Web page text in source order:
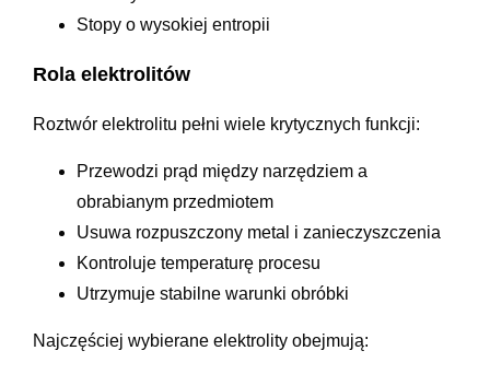
Stopy o wysokiej entropii
Rola elektrolitów
Roztwór elektrolitu pełni wiele krytycznych funkcji:
Przewodzi prąd między narzędziem a
obrabianym przedmiotem
Usuwa rozpuszczony metal i zanieczyszczenia
Kontroluje temperaturę procesu
Utrzymuje stabilne warunki obróbki
Najczęściej wybierane elektrolity obejmują: